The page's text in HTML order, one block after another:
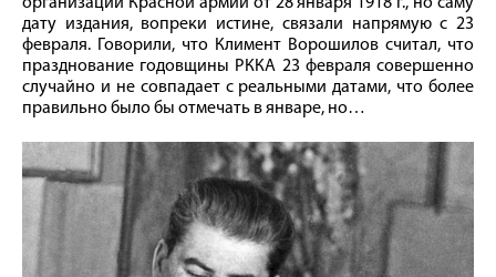
организации Красной армии от 28 января 1918 г., но саму
дату издания, вопреки истине, связали напрямую с 23
февраля. Говорили, что Климент Ворошилов считал, что
празднование годовщины РККА 23 февраля совершенно
случайно и не совпадает с реальными датами, что более
правильно было бы отмечать в январе, но…